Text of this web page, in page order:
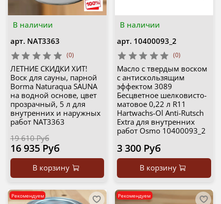
В наличии
арт. NAT3363
(0)
ЛЕТНИЕ СКИДКИ ХИТ!
Воск для сауны, парной
Borma Naturaqua SAUNA
на водной основе, цвет
прозрачный, 5 л для
внутренних и наружных
работ NAT3363
19 610 Руб
16 935 Руб
В корзину
В наличии
арт. 10400093_2
(0)
Масло с твердым воском
с антискользящим
эффектом 3089
Бесцветное шелковисто-
матовое 0,22 л R11
Hartwachs-Оl Anti-Rutsch
Extra для внутренних
работ Osmo 10400093_2
3 300 Руб
В корзину
Рекомендуем Рекомендуем